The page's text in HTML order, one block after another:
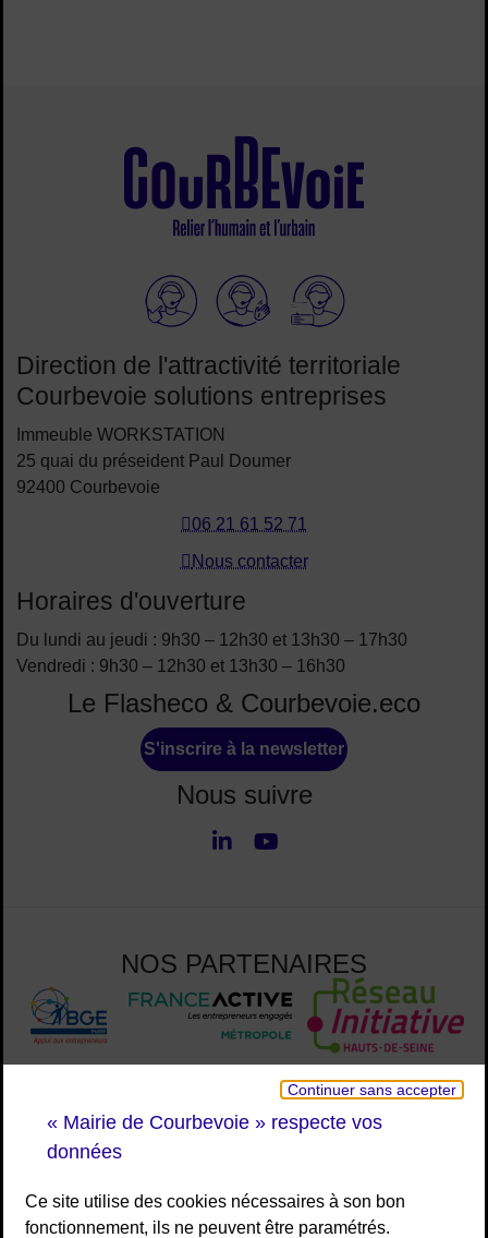
Continuer sans accepter
« Mairie de Courbevoie » respecte vos
données
Ce site utilise des cookies nécessaires à son bon
fonctionnement, ils ne peuvent être paramétrés.
Elioz
Direction de l'attractivité territoriale
Courbevoie solutions entreprises
Immeuble WORKSTATION
25 quai du préseident Paul Doumer
92400 Courbevoie
06 21 61 52 71
Nous contacter
Horaires d'ouverture
Du lundi au jeudi : 9h30 – 12h30 et 13h30 – 17h30
Vendredi : 9h30 – 12h30 et 13h30 – 16h30
Le Flasheco & Courbevoie.eco
S'inscrire à la newsletter
Nous suivre
Nous suivre
NOS PARTENAIRES